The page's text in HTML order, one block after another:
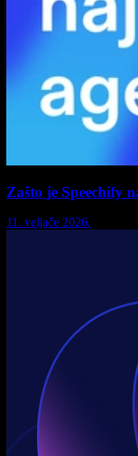
Zašto je Speechify
11. veljače 2026.